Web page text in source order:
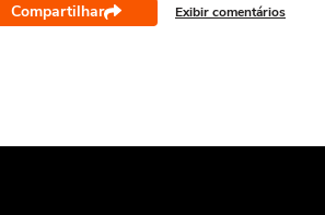
Compartilhar Exibir comentários